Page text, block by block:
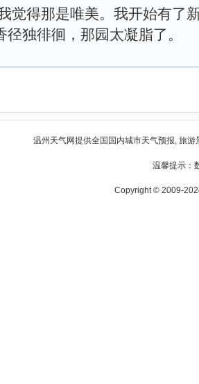
觉得那是唯美。我开始有了
独徘徊，那园太凝脂了。
温州天气网提供全国国内城市天气预报, 旅游
温馨提示：
Copyright © 2009-